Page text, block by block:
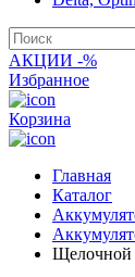
АКЦИИ -%
Избранное
Корзина
Главная
Каталог
Щелочной